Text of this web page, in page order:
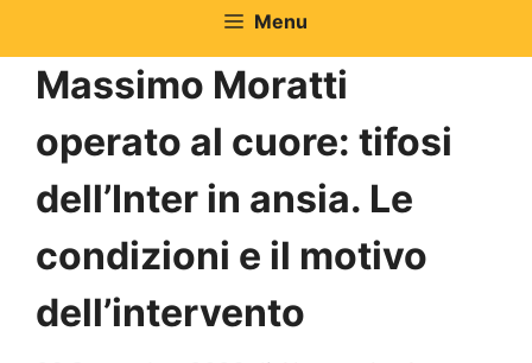
Menu
Massimo Moratti
operato al cuore: tifosi
dell’Inter in ansia. Le
condizioni e il motivo
dell’intervento